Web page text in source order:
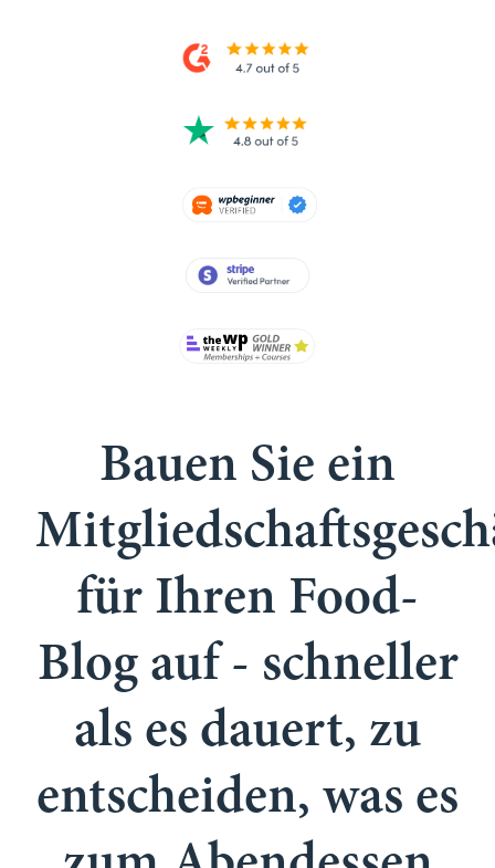
Bauen Sie ein
für Ihren Food-
Blog auf - schneller
als es dauert, zu
entscheiden, was es